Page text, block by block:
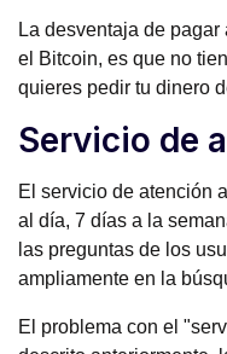
La desventaja de
el Bitcoin, es que no
quieres pedir tu dinero
Servicio de
El servicio de atención
al día, 7 días a la
las preguntas de los
ampliamente en la
El problema con el